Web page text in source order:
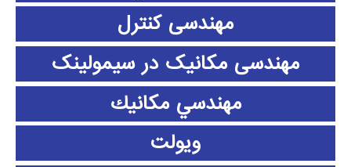
مهندسی کنترل
مهندسی مکانیک در سیمولینک
مهندسي مكانيك
ویولت